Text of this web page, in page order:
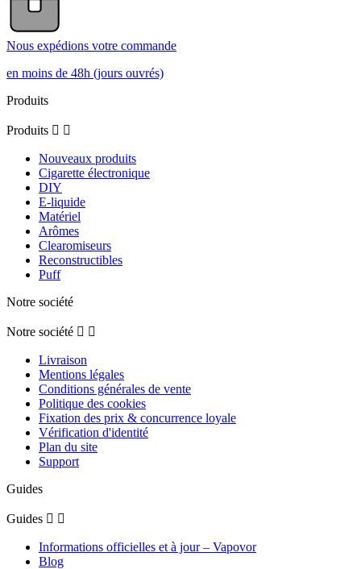
Nous expédions votre commande
en moins de 48h (jours ouvrés)
Produits
Produits  
Nouveaux produits
Cigarette électronique
DIY
E-liquide
Matériel
Arômes
Clearomiseurs
Reconstructibles
Puff
Notre société
Notre société  
Livraison
Mentions légales
Conditions générales de vente
Politique des cookies
Fixation des prix & concurrence loyale
Vérification d'identité
Plan du site
Support
Guides
Guides  
Informations officielles et à jour – Vapovor
Blog